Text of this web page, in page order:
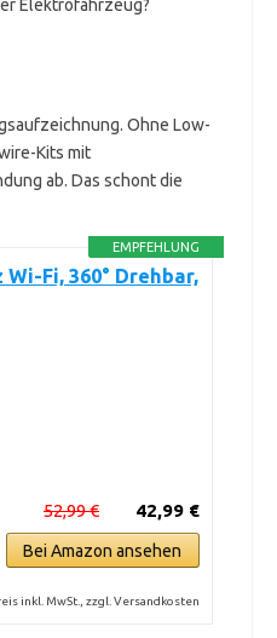
Elektrofahrzeug?
Ohne Low-
Kits mit
ab. Das schont die
EMPFEHLUNG
Fi, 360° Drehbar,
42,99 €
52,99 €
Bei Amazon ansehen
inkl. MwSt., zzgl. Versandkosten